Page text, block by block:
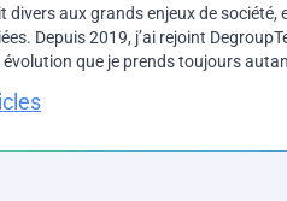
divers aux grands enjeux de société,
Depuis 2019, j’ai rejoint
que je prends toujours